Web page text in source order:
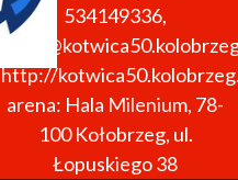
534149336,
http://
arena: Hala Milenium, 78-
100 Kołobrzeg, ul.
Łopuskiego 38